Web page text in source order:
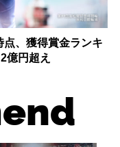
点、獲得賞金ランキ
億円超え